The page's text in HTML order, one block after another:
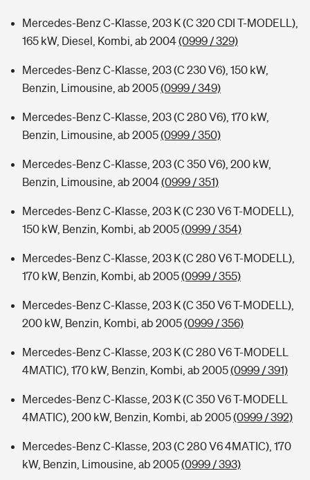
Mercedes-Benz C-Klasse, 203 K (C 320 CDI T-MODELL),
165 kW, Diesel, Kombi, ab 2004(0999 / 329)
Mercedes-Benz C-Klasse, 203 (C 230 V6), 150 kW,
Benzin, Limousine, ab 2005(0999 / 349)
Mercedes-Benz C-Klasse, 203 (C 280 V6), 170 kW,
Benzin, Limousine, ab 2005(0999 / 350)
Mercedes-Benz C-Klasse, 203 (C 350 V6), 200 kW,
Benzin, Limousine, ab 2004(0999 / 351)
Mercedes-Benz C-Klasse, 203 K (C 230 V6 T-MODELL),
150 kW, Benzin, Kombi, ab 2005(0999 / 354)
Mercedes-Benz C-Klasse, 203 K (C 280 V6 T-MODELL),
170 kW, Benzin, Kombi, ab 2005(0999 / 355)
Mercedes-Benz C-Klasse, 203 K (C 350 V6 T-MODELL),
200 kW, Benzin, Kombi, ab 2005(0999 / 356)
Mercedes-Benz C-Klasse, 203 K (C 280 V6 T-MODELL
4MATIC), 170 kW, Benzin, Kombi, ab 2005(0999 / 391)
Mercedes-Benz C-Klasse, 203 K (C 350 V6 T-MODELL
4MATIC), 200 kW, Benzin, Kombi, ab 2005(0999 / 392)
Mercedes-Benz C-Klasse, 203 (C 280 V6 4MATIC), 170
kW, Benzin, Limousine, ab 2005(0999 / 393)